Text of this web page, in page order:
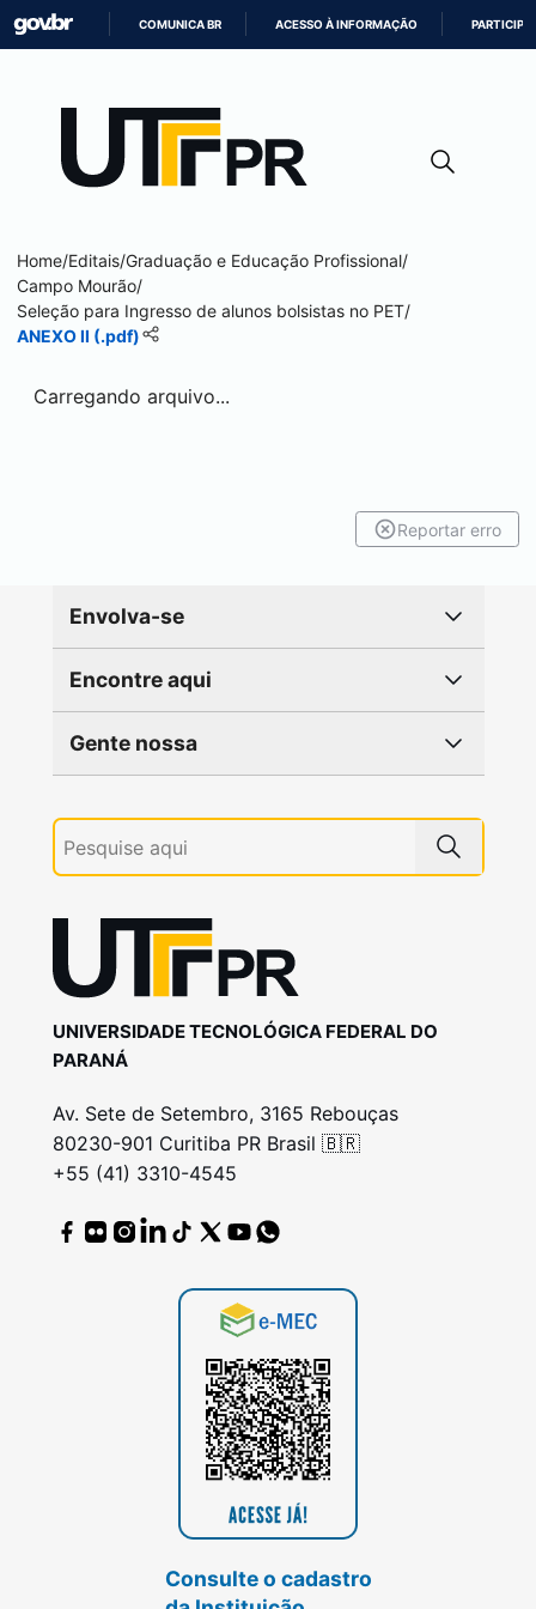
CONTEÚDO
COMUNICA BR ACESSO À INFORMAÇÃO PARTICIPE
Home/Editais/Graduação e Educação Profissional/
Campo Mourão/
Seleção para Ingresso de alunos bolsistas no PET/
ANEXO II (.pdf)
Carregando arquivo...
Reportar erro
Envolva-se
Encontre aqui
Gente nossa
UNIVERSIDADE TECNOLÓGICA FEDERAL DO
PARANÁ
Av. Sete de Setembro, 3165 Rebouças
80230-901 Curitiba PR Brasil 🇧🇷
+55 (41) 3310-4545
Consulte o cadastro